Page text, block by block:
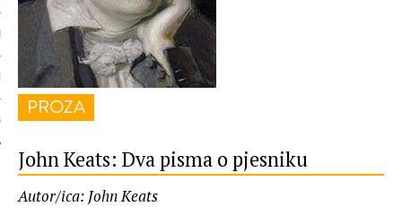
PROZA
John Keats: Dva pisma o pjesniku
Autor/ica: John Keats